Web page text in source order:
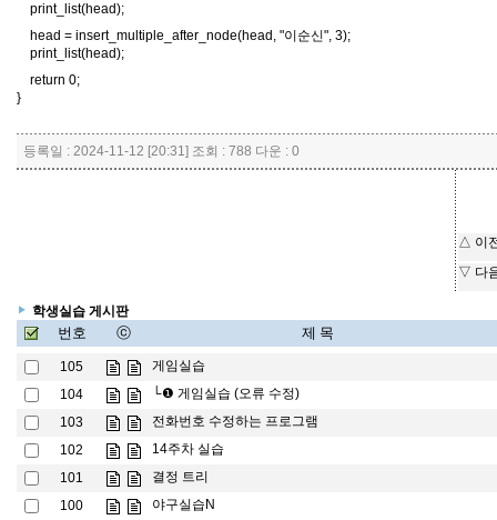
print_list(head);
head = insert_multiple_after_node(head, "이순신", 3);
print_list(head);
return 0;
}
등록일 : 2024-11-12 [20:31] 조회 : 788 다운 : 0
△ 이
▽ 다
학생실습 게시판
번호 ⓒ 제 목
105
게임실습
104
└❶ 게임실습 (오류 수정)
103
전화번호 수정하는 프로그램
102
14주차 실습
101
결정 트리
100
야구실습N